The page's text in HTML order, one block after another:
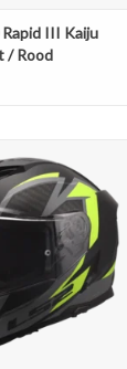
Rapid III Kaiju
/ Rood
Geel
AAN WINKELWAGEN